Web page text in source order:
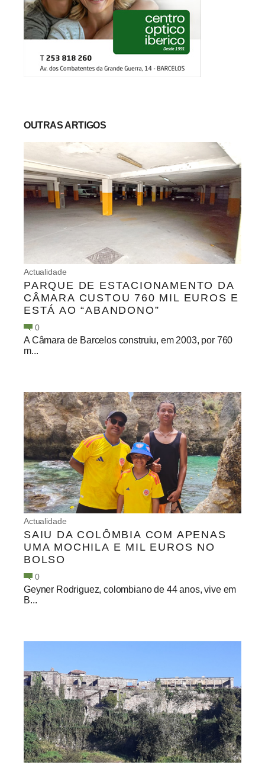
OUTRAS ARTIGOS
Actualidade
PARQUE DE ESTACIONAMENTO DA
CÂMARA CUSTOU 760 MIL EUROS E
ESTÁ AO “ABANDONO”
0
A Câmara de Barcelos construiu, em 2003, por 760
m...
Actualidade
SAIU DA COLÔMBIA COM APENAS
UMA MOCHILA E MIL EUROS NO
BOLSO
0
Geyner Rodriguez, colombiano de 44 anos, vive em
B...